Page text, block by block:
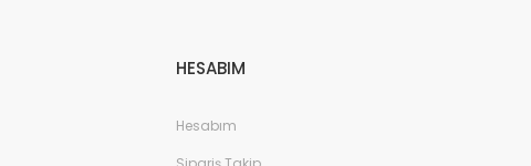
HESABIM
Hesabım